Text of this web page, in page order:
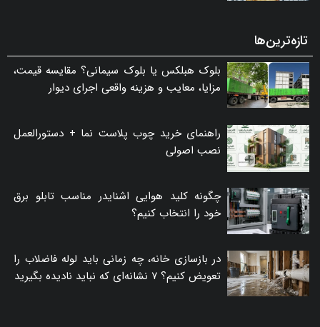
تازه‌ترین‌ها
بلوک هبلکس یا بلوک سیمانی؟ مقایسه قیمت،
مزایا، معایب و هزینه واقعی اجرای دیوار
راهنمای خرید چوب پلاست نما + دستورالعمل
نصب اصولی
چگونه کلید هوایی اشنایدر مناسب تابلو برق
خود را انتخاب کنیم؟
در بازسازی خانه، چه زمانی باید لوله فاضلاب را
تعویض کنیم؟ ۷ نشانه‌ای که نباید نادیده بگیرید